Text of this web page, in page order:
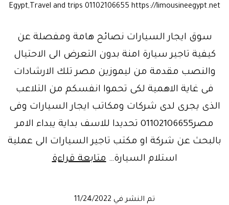
Egypt,Travel and trips 01102106655 https://limousineegypt.net
سوق ايجار السيارات نصائح هامة ومفصلة عن
كيفية تاجير سيارة امنة بدون التعرض الى الاحتيال
والنصب مقدمة من ليموزين مصر تلك الارشادات
فى غاية الاهمية لكى تحموا انفسكم من التلاعب
الذى يجرى لدى شركات ومكاتب ايجار السيارات وفى
مصر01102106655 تحديدا للاسف بداية يبداء الامر
بالبحث عن شركة او مكتب تاجير السيارات الى عملية
استلام السيارة…متابعة قراءةنصائح
تم النشر في 11/24/2022